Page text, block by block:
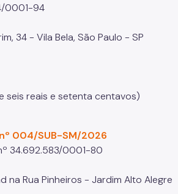
0001-94
34 - Vila Bela, São Paulo - SP
seis reais e setenta centavos)
004/SUB-SM/2026
34.692.583/0001-80
Rua Pinheiros - Jardim Alto Alegre